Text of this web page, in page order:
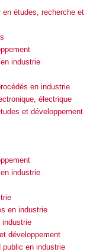
études, recherche et
industrie
en industrie
électrique
et développement
industrie
en industrie
industrie
développement
public en industrie